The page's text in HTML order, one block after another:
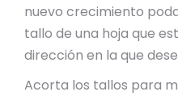
nuevo crecimiento
tallo de una hoja que
dirección en la que
Acorta los tallos para